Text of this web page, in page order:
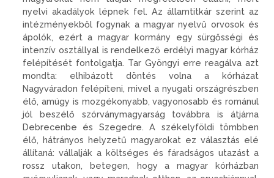
nyelvi akadályok lépnek fel. Az államtitkár szerint az
intézmé­nyekből fogynak a magyar nyelvű orvosok és
ápolók, ezért a magyar kormány egy sürgősségi és
inten­zív osztállyal is rendelkező erdélyi magyar kórház
felépítését fontol­gatja. Tar Gyöngyi erre reagálva azt
mondta: elhibázott döntés vol­na a kórházat
Nagyváradon felépí­teni, mivel a nyugati országrész­ben
élő, amúgy is mozgékonyabb, vagyonosabb és románul
jól be­szélő szórványmagyarság tovább­ra is átjárna
Debrecenbe és Sze­gedre. A székelyföldi tömbben
élő, hátrányos helyzetű magyarokat ez választás elé
állítaná: vállalják a költséges és fáradságos utazást a
rossz utakon, betegen, hogy a ma­gyar kórházban